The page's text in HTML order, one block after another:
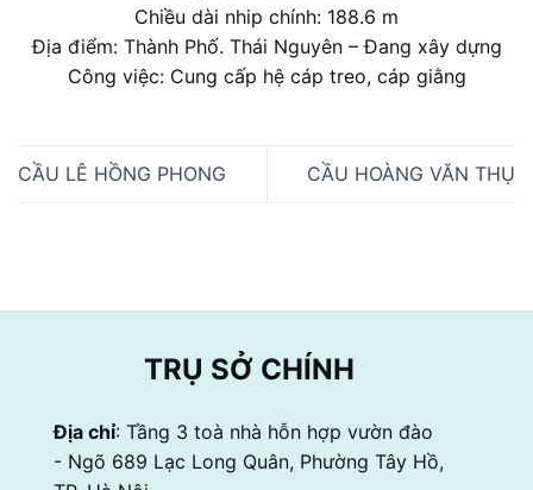
Chiều dài nhip chính: 188.6 m
Địa điểm: Thành Phố. Thái Nguyên – Đang xây dựng
Công việc: Cung cấp hệ cáp treo, cáp giằng
CẦU LÊ HỒNG PHONG CẦU HOÀNG VĂN THỤ
TRỤ SỞ CHÍNH
Địa chỉ: Tầng 3 toà nhà hỗn hợp vườn đào
- Ngõ 689 Lạc Long Quân, Phường Tây Hồ,